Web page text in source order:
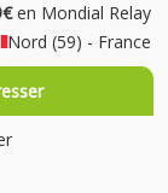
en Mondial Relay
Nord (59) - France